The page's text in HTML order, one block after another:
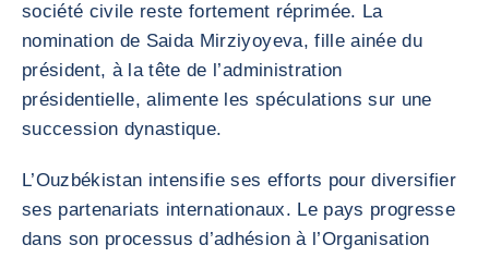
société civile reste fortement réprimée. La
nomination de Saida Mirziyoyeva, fille ainée du
président, à la tête de l’administration
présidentielle, alimente les spéculations sur une
succession dynastique.
L’Ouzbékistan intensifie ses efforts pour diversifier
ses partenariats internationaux. Le pays progresse
dans son processus d’adhésion à l’Organisation